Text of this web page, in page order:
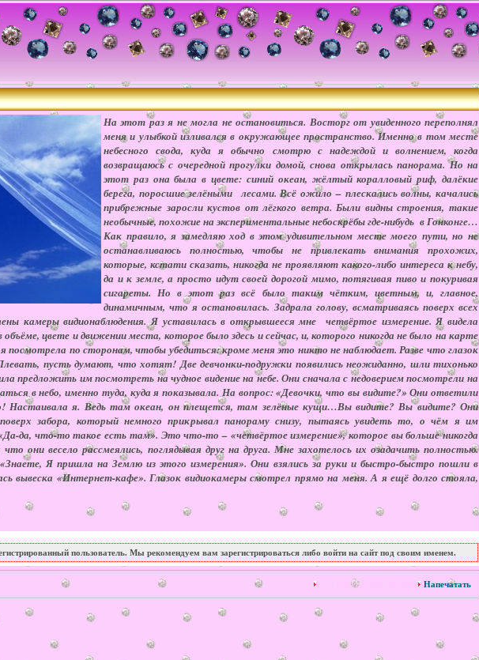
На этот раз я не могла не остановиться. Восторг от увиденного переполнял
меня и улыбкой изливался в окружающее пространство. Именно в том месте
небесного свода, куда я обычно смотрю с надеждой и волнением, когда
возвращаюсь с очередной прогулки домой, снова открылась панорама. Но на
этот раз она была в цвете: синий океан, жёлтый коралловый риф, далёкие
берега, поросшие зелёными лесами. Всё ожило – плескались волны, качались
прибрежные заросли кустов от лёгкого ветра. Были видны строения, такие
необычные, похожие на экспериментальные небоскрёбы где-нибудь в Гонконге…
Как правило, я замедляю ход в этом удивительном месте моего пути, но не
останавливаюсь полностью, чтобы не привлекать внимания прохожих,
которые, кстати сказать, никогда не проявляют какого-либо интереса к небу,
да и к земле, а просто идут своей дорогой мимо, потягивая пиво и покуривая
сигареты. Но в этот раз всё было таким чётким, цветным, и, главное,
динамичным, что я остановилась. Задрала голову, всматриваясь поверх всех
камеры видионаблюдения. Я уставилась в открывшееся мне четвёртое измерение. Я видела
цвете и движении места, которое было здесь и сейчас, и, которого никогда не было на карте
посмотрела по сторонам, чтобы убедиться: кроме меня это никто не наблюдает. Разве что глазок
пусть думают, что хотят! Две девчонки-подружки появились неожиданно, шли тихонько
предложить им посмотреть на чудное видение на небе. Они сначала с недоверием посмотрели на
в небо, именно туда, куда я показывала. На вопрос: «Девочки, что вы видите?» Они ответили
Настаивала я. Ведь там океан, он плещется, там зелёные кущи…Вы видите? Вы видите? Они
забора, который немного прикрывал панораму снизу, пытаясь увидеть то, о чём я им
да, что-то такое есть там». Это что-то – «четвёртое измерение», которое вы больше никогда
они весело рассмеялись, поглядывая друг на друга. Мне захотелось их озадачить полностью.
Я пришла на Землю из этого измерения». Они взялись за руки и быстро-быстро пошли в
вывеска «Интернет-кафе». Глазок видиокамеры смотрел прямо на меня. А я ещё долго стояла,
пользователь. Мы рекомендуем вам зарегистрироваться либо войти на сайт под своим именем.
15 октября 2009 Напечатать